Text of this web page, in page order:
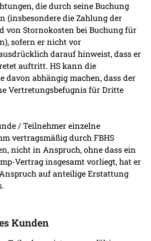
die durch seine Buchung
(insbesondere die Zahlung der
von Stornokosten bei Buchung für
sofern er nicht vor
darauf hinweist, dass er
auftritt. HS kann die
davon abhängig machen, dass der
Vertretungsbefugnis für Dritte
/ Teilnehmer einzelne
vertragsmäßig durch FBHS
nicht in Anspruch, ohne dass ein
Vertrag insgesamt vorliegt, hat er
auf anteilige Erstattung
Kunden